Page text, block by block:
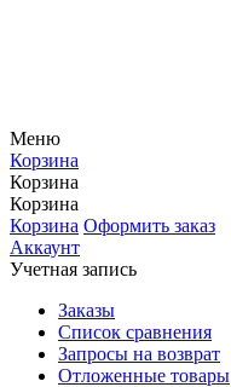
Меню
Корзина
Корзина
Корзина
Корзина Оформить заказ
Аккаунт
Учетная запись
Заказы
Список сравнения
Запросы на возврат
Отложенные товары